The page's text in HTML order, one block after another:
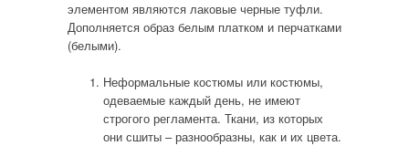
элементом являются лаковые черные туфли.
Дополняется образ белым платком и перчатками
(белыми).
Неформальные костюмы или костюмы,
одеваемые каждый день, не имеют
строгого регламента. Ткани, из которых
они сшиты – разнообразны, как и их цвета.